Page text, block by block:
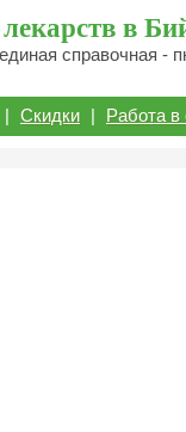
в
справочная -
| Скидки | Работа в